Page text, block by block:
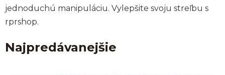
jednoduchú manipuláciu. Vylepšite svoju streľbu s
rprshop.
Najpredávanejšie